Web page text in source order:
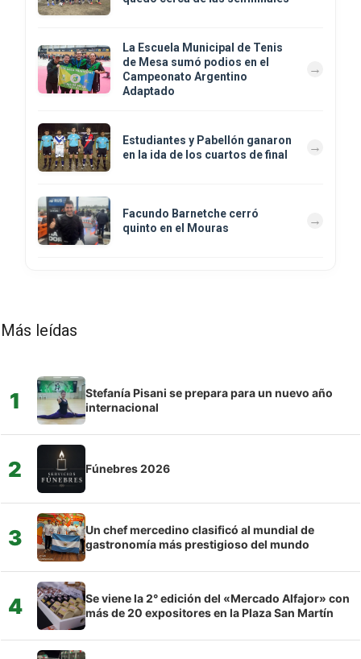
La Escuela Municipal de Tenis
de Mesa sumó podios en el
Campeonato Argentino
Adaptado
Estudiantes y Pabellón ganaron
en la ida de los cuartos de final
Facundo Barnetche cerró
quinto en el Mouras
Más leídas
1
Stefanía Pisani se prepara para un nuevo año
internacional
2 Fúnebres 2026
3
Un chef mercedino clasificó al mundial de
gastronomía más prestigioso del mundo
4
Se viene la 2° edición del «Mercado Alfajor» con
más de 20 expositores en la Plaza San Martín